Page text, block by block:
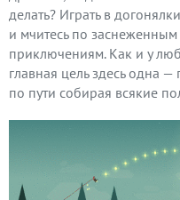
делать? Играть в
и мчитесь по заснеженным
приключениям. Как и у
главная цель здесь одна
по пути собирая всякие